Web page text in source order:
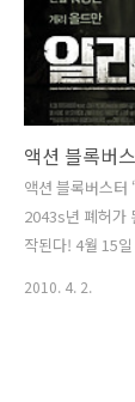
액션 블록버스터
2043s년 폐허가
작된다! 4월 15
2010. 4. 2.